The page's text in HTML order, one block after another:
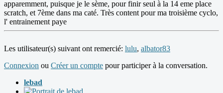
apparemment, puisque je le sème, pour finir seul à la 14 eme place
scratch, et 7ème dans ma caté. Très content pour ma troisième cyclo,
l' entrainement paye
Les utilisateur(s) suivant ont remercié: lulu, albator83
Connexion ou Créer un compte pour participer à la conversation.
lebad